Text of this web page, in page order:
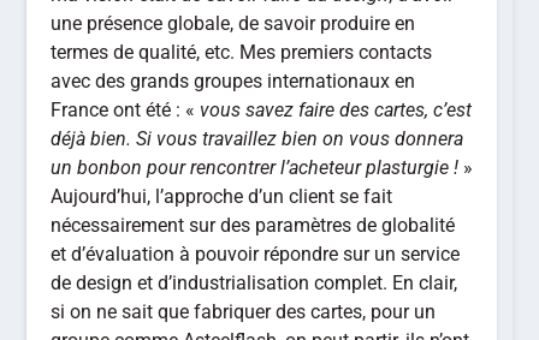
une présence globale, de savoir produire en
termes de qualité, etc. Mes premiers contacts
avec des grands groupes internationaux en
France ont été : « vous savez faire des cartes, c’est
déjà bien. Si vous travaillez bien on vous donnera
un bonbon pour rencontrer l’acheteur plasturgie ! »
Aujourd’hui, l’approche d’un client se fait
nécessairement sur des paramètres de globalité
et d’évaluation à pouvoir répondre sur un service
de design et d’industrialisation complet. En clair,
si on ne sait que fabriquer des cartes, pour un